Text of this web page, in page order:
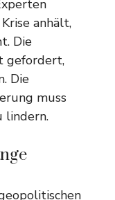
anhält,
Die
gefordert,
Die
muss
lindern.